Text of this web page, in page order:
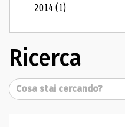
2014(1)
Ricerca
Cerca